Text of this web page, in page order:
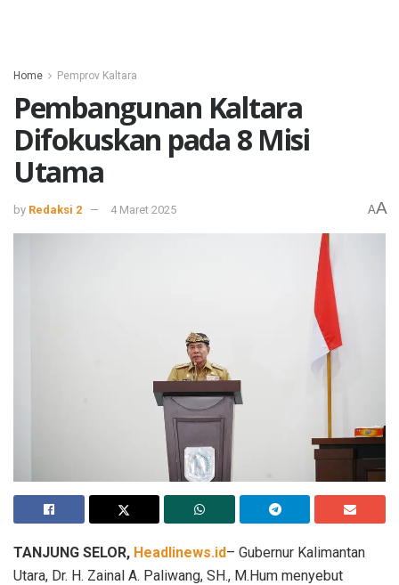
Home Pemprov Kaltara
Pembangunan Kaltara
Difokuskan pada 8 Misi
Utama
by Redaksi 2 4 Maret 2025 AA
TANJUNG SELOR, Headlinews.id– Gubernur Kalimantan
Utara, Dr. H. Zainal A. Paliwang, SH., M.Hum menyebut